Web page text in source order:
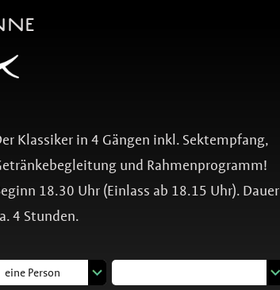
Klassiker in 4 Gängen inkl. Sektempfang,
und Rahmenprogramm!
18.30 Uhr (Einlass ab 18.15 Uhr). Dauer
4 Stunden.